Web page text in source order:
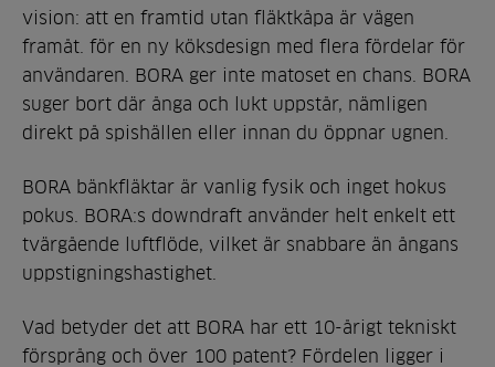
vision: att en framtid utan fläktkåpa är vägen
framåt. för en ny köksdesign med flera fördelar för
användaren. BORA ger inte matoset en chans. BORA
suger bort där ånga och lukt uppstår, nämligen
direkt på spishällen eller innan du öppnar ugnen.
BORA bänkfläktar är vanlig fysik och inget hokus
pokus. BORA:s downdraft använder helt enkelt ett
tvärgående luftflöde, vilket är snabbare än ångans
uppstigningshastighet.
Vad betyder det att BORA har ett 10-årigt tekniskt
försprång och över 100 patent? Fördelen ligger i